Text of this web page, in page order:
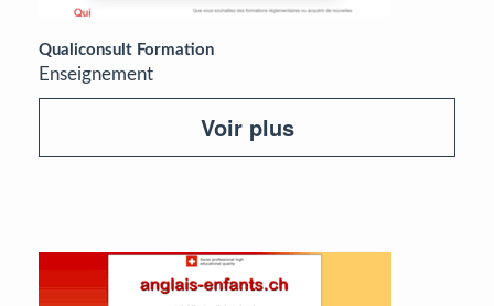
Qualiconsult Formation
Enseignement
Voir plus